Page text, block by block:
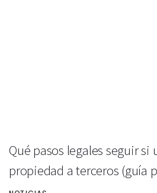
Qué pasos legales seguir
propiedad a terceros (guía